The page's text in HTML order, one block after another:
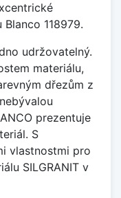
118979.
udržovatelný.
materiálu,
dřezům z
prezentuje
S
vlastnostmi pro
SILGRANIT v